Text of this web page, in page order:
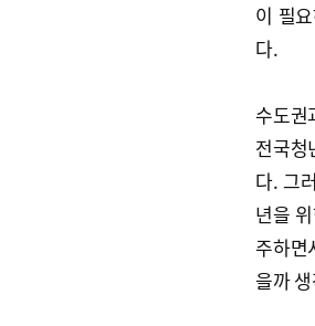
이 필
다.
수도권
전국청
다. 그
년을
주하면
을까